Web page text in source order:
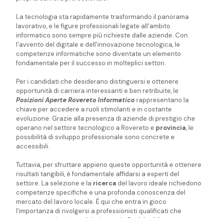
La tecnologia sta rapidamente trasformando il panorama
lavorativo, e le figure professionali legate all'ambito
informatico sono sempre più richieste dalle aziende. Con
l'avvento del digitale e dell'innovazione tecnologica, le
competenze informatiche sono diventate un elemento
fondamentale per il successo in molteplici settori.
Per i candidati che desiderano distinguersi e ottenere
opportunità di carriera interessanti e ben retribuite, le
Posizioni Aperte Rovereto Informaticorappresentano la
chiave per accedere a ruoli stimolanti e in costante
evoluzione. Grazie alla presenza di aziende di prestigio che
operano nel settore tecnologico a Rovereto e provincia, le
possibilità di sviluppo professionale sono concrete e
accessibili.
Tuttavia, per sfruttare appieno queste opportunità e ottenere
risultati tangibili, è fondamentale affidarsi a esperti del
settore. La selezione e la ricerca del lavoro ideale richiedono
competenze specifiche e una profonda conoscenza del
mercato del lavoro locale. È qui che entra in gioco
l'importanza di rivolgersi a professionisti qualificati che